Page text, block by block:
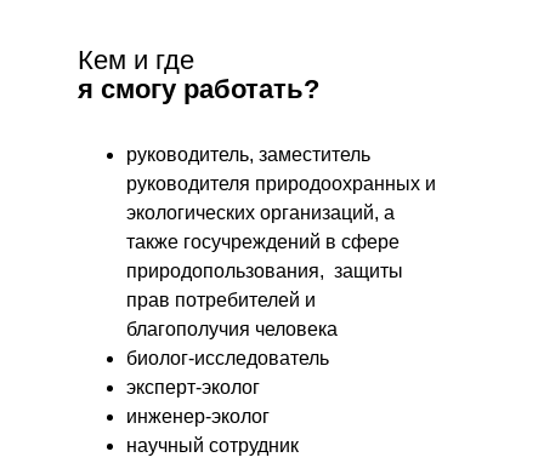
я смогу работать?
Кем и где
руководитель, заместитель
руководителя природоохранных и
экологических организаций, а
также госучреждений в сфере
природопользования, защиты
прав потребителей и
благополучия человека
биолог-исследователь
эксперт-эколог
инженер-эколог
научный сотрудник